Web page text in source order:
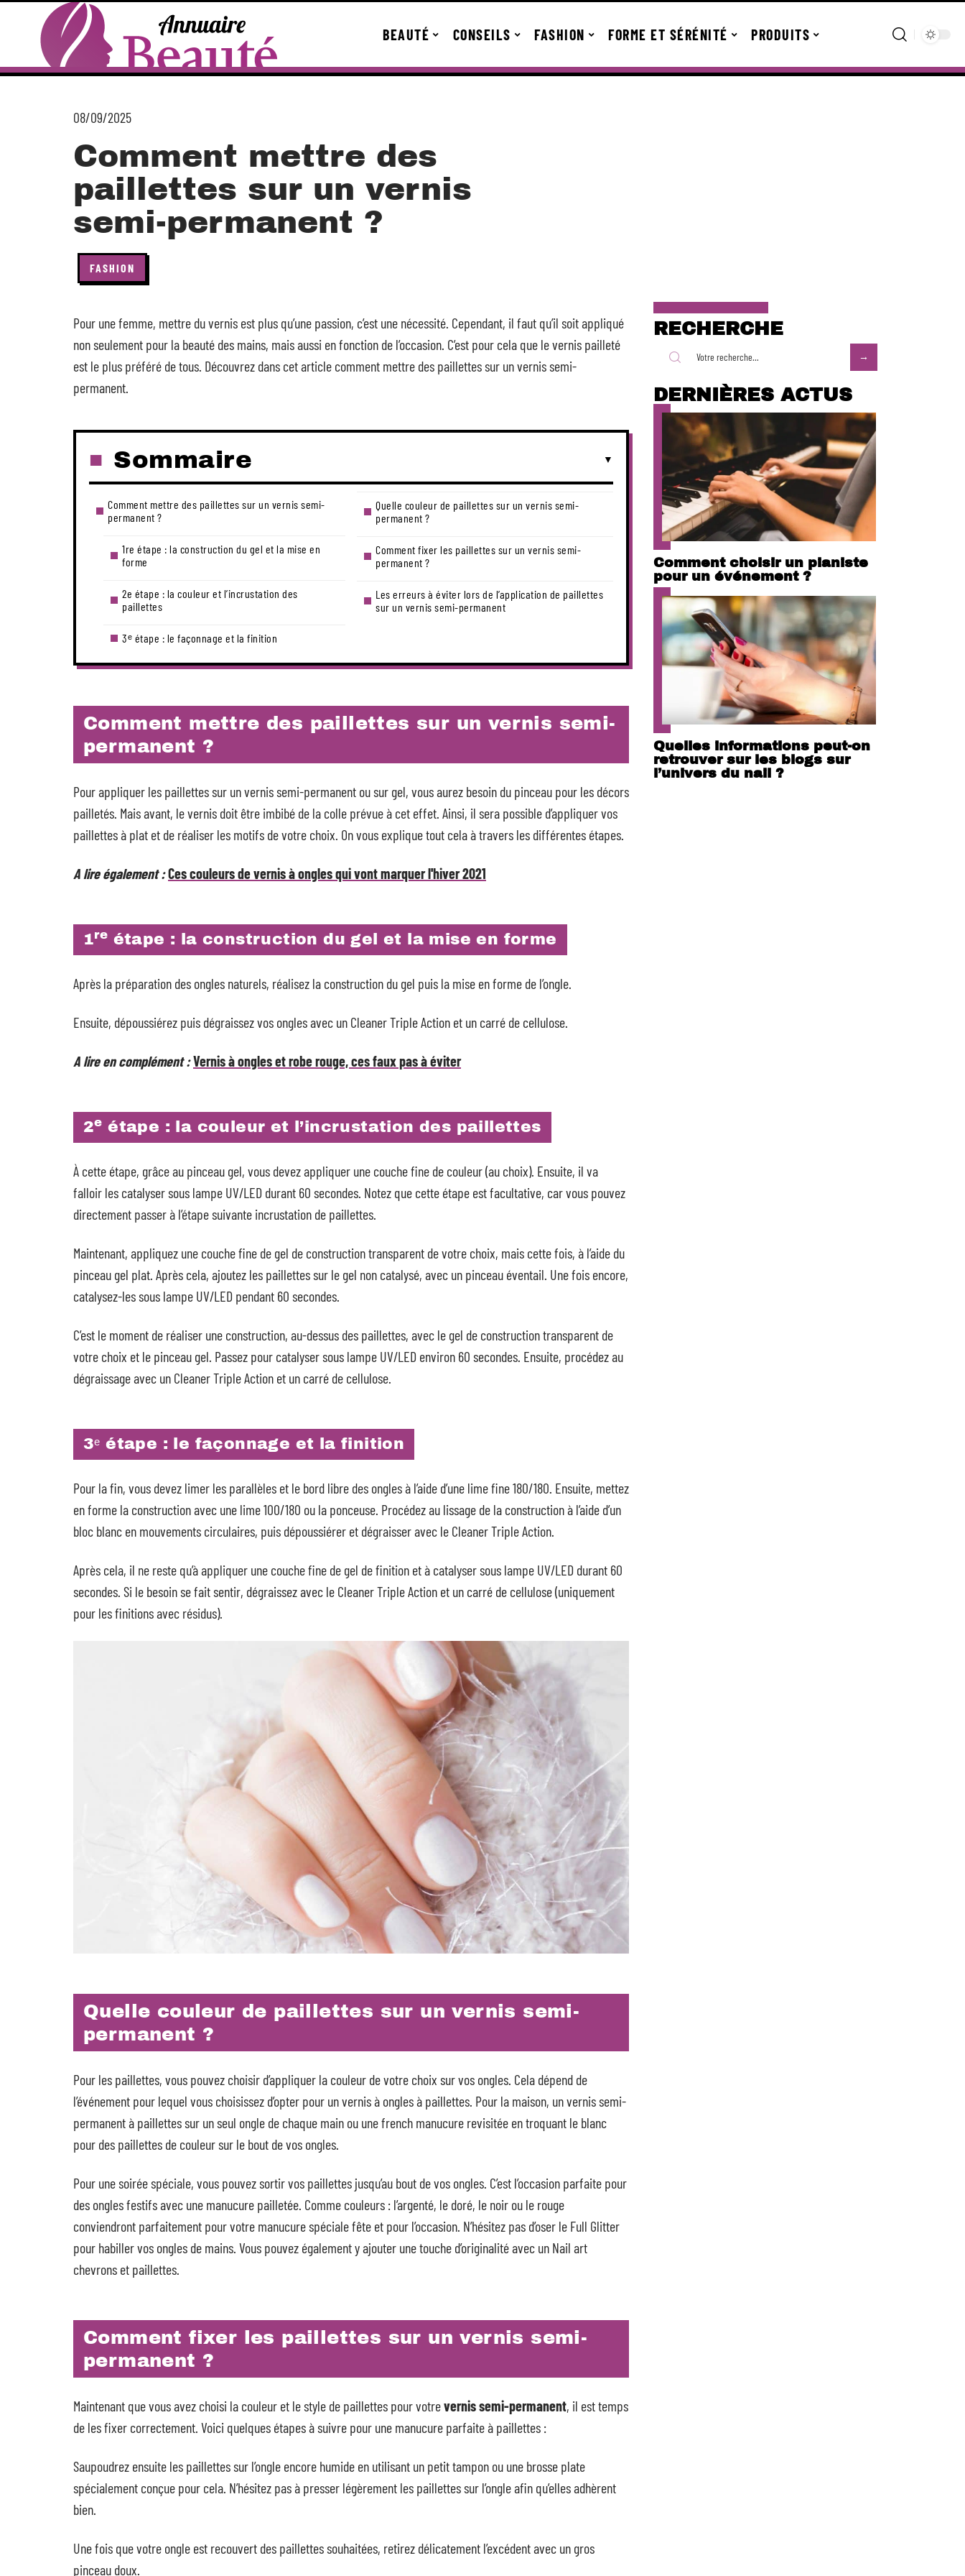
BEAUTÉ CONSEILS FASHION FORME ET SÉRÉNITÉ PRODUITS
08/09/2025
Comment mettre des
paillettes sur un vernis
semi-permanent ?
FASHION
Pour une femme, mettre du vernis est plus qu’une passion, c’est une nécessité. Cependant, il faut qu’il soit appliqué
non seulement pour la beauté des mains, mais aussi en fonction de l’occasion. C’est pour cela que le vernis pailleté
est le plus préféré de tous. Découvrez dans cet article comment mettre des paillettes sur un vernis semi-
permanent.
Sommaire
Comment mettre des paillettes sur un vernis semi-
permanent ?
1re étape : la construction du gel et la mise en
forme
2e étape : la couleur et l’incrustation des
paillettes
3ᵉ étape : le façonnage et la finition
Quelle couleur de paillettes sur un vernis semi-
permanent ?
Comment fixer les paillettes sur un vernis semi-
permanent ?
Les erreurs à éviter lors de l’application de paillettes
sur un vernis semi-permanent
Comment mettre des paillettes sur un vernis semi-
permanent ?
Pour appliquer les paillettes sur un vernis semi-permanent ou sur gel, vous aurez besoin du pinceau pour les décors
pailletés. Mais avant, le vernis doit être imbibé de la colle prévue à cet effet. Ainsi, il sera possible d’appliquer vos
paillettes à plat et de réaliser les motifs de votre choix. On vous explique tout cela à travers les différentes étapes.
A lire également :Ces couleurs de vernis à ongles qui vont marquer l'hiver 2021
1re étape : la construction du gel et la mise en forme
Après la préparation des ongles naturels, réalisez la construction du gel puis la mise en forme de l’ongle.
Ensuite, dépoussiérez puis dégraissez vos ongles avec un Cleaner Triple Action et un carré de cellulose.
A lire en complément :Vernis à ongles et robe rouge, ces faux pas à éviter
2e étape : la couleur et l’incrustation des paillettes
À cette étape, grâce au pinceau gel, vous devez appliquer une couche fine de couleur (au choix). Ensuite, il va
falloir les catalyser sous lampe UV/LED durant 60 secondes. Notez que cette étape est facultative, car vous pouvez
directement passer à l’étape suivante incrustation de paillettes.
Maintenant, appliquez une couche fine de gel de construction transparent de votre choix, mais cette fois, à l’aide du
pinceau gel plat. Après cela, ajoutez les paillettes sur le gel non catalysé, avec un pinceau éventail. Une fois encore,
catalysez-les sous lampe UV/LED pendant 60 secondes.
C’est le moment de réaliser une construction, au-dessus des paillettes, avec le gel de construction transparent de
votre choix et le pinceau gel. Passez pour catalyser sous lampe UV/LED environ 60 secondes. Ensuite, procédez au
dégraissage avec un Cleaner Triple Action et un carré de cellulose.
3ᵉ étape : le façonnage et la finition
Pour la fin, vous devez limer les parallèles et le bord libre des ongles à l’aide d’une lime fine 180/180. Ensuite, mettez
en forme la construction avec une lime 100/180 ou la ponceuse. Procédez au lissage de la construction à l’aide d’un
bloc blanc en mouvements circulaires, puis dépoussiérer et dégraisser avec le Cleaner Triple Action.
Après cela, il ne reste qu’à appliquer une couche fine de gel de finition et à catalyser sous lampe UV/LED durant 60
secondes. Si le besoin se fait sentir, dégraissez avec le Cleaner Triple Action et un carré de cellulose (uniquement
pour les finitions avec résidus).
Quelle couleur de paillettes sur un vernis semi-
permanent ?
Pour les paillettes, vous pouvez choisir d’appliquer la couleur de votre choix sur vos ongles. Cela dépend de
l’événement pour lequel vous choisissez d’opter pour un vernis à ongles à paillettes. Pour la maison, un vernis semi-
permanent à paillettes sur un seul ongle de chaque main ou une french manucure revisitée en troquant le blanc
pour des paillettes de couleur sur le bout de vos ongles.
Pour une soirée spéciale, vous pouvez sortir vos paillettes jusqu’au bout de vos ongles. C’est l’occasion parfaite pour
des ongles festifs avec une manucure pailletée. Comme couleurs : l’argenté, le doré, le noir ou le rouge
conviendront parfaitement pour votre manucure spéciale fête et pour l’occasion. N’hésitez pas d’oser le Full Glitter
pour habiller vos ongles de mains. Vous pouvez également y ajouter une touche d’originalité avec un Nail art
chevrons et paillettes.
Comment fixer les paillettes sur un vernis semi-
permanent ?
Maintenant que vous avez choisi la couleur et le style de paillettes pour votrevernis semi-permanent, il est temps
de les fixer correctement. Voici quelques étapes à suivre pour une manucure parfaite à paillettes :
Saupoudrez ensuite les paillettes sur l’ongle encore humide en utilisant un petit tampon ou une brosse plate
spécialement conçue pour cela. N’hésitez pas à presser légèrement les paillettes sur l’ongle afin qu’elles adhèrent
bien.
Une fois que votre ongle est recouvert des paillettes souhaitées, retirez délicatement l’excédent avec un gros
pinceau doux.
RECHERCHE
DERNIÈRES ACTUS
Comment choisir un pianiste
pour un événement ?
Quelles informations peut-on
retrouver sur les blogs sur
l’univers du nail ?